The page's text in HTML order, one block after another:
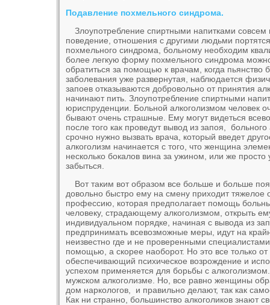
Подавление похмельного синдрома.
Злоупотребление спиртными напитками
поведение, отношения с другими людьми
похмельного синдрома, больному необходим
более легкую форму похмельного синдрома
обратиться за помощью к врачам, когда пьянство
заболевания уже развернутая, наблюдается
запоев отказываются добровольно от принятия
начинают пить. Злоупотребление спиртными
юриспруденции. Больной алкоголизмом человек
бывают очень страшные. Ему могут видеться
после того как проведут вывод из запоя,
срочно нужно вызвать врача, который введет
алкоголизм начинается с того, что женщина
несколько бокалов вина за ужином, или же
забыться.
Вот таким вот образом все больше и больше
довольно быстро ему на смену приходит
профессию, которая предполагает помощь
человеку, страдающему алкоголизмом, открыть
индивидуальном порядке, начиная с вывода из
предпринимать всевозможные меры, идут на
неизвестно где и не проверенными
помощью, а скорее наоборот. Но это все только
обеспечивающий психическое возрождение и
успехом применяется для борьбы с
мужском алкоголизме. Но, все равно женщины
дом наркологов, и правильно делают, так как
Как ни странно, большинство алкоголиков знают